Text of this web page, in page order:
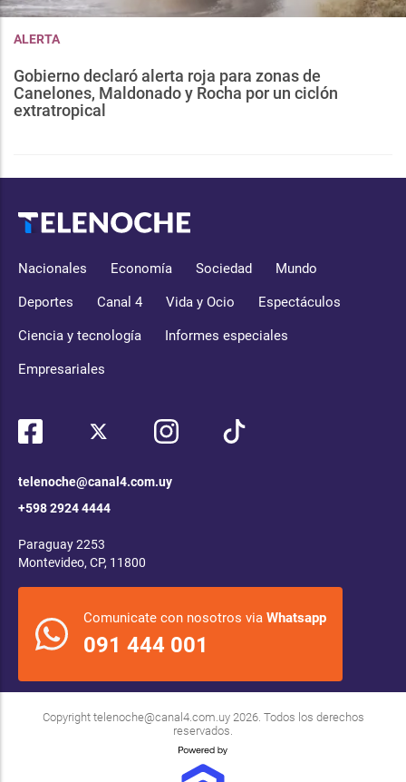
ALERTA
Gobierno declaró alerta roja para zonas de
Canelones, Maldonado y Rocha por un ciclón
extratropical
Nacionales Economía Sociedad Mundo
Deportes Canal 4 Vida y Ocio Espectáculos
Ciencia y tecnología Informes especiales
Empresariales
telenoche@canal4.com.uy
+598 2924 4444
Paraguay 2253
Montevideo, CP, 11800
Comunicate con nosotros via Whatsapp
091 444 001
Copyright telenoche@canal4.com.uy2026. Todos los derechos
reservados.